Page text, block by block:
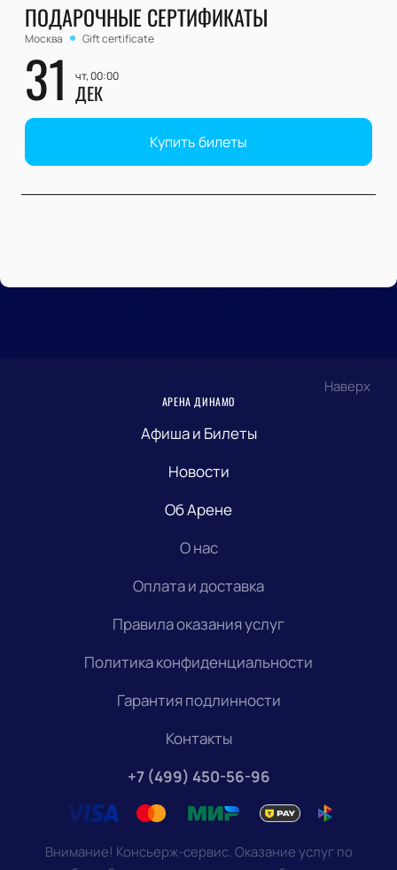
ПОДАРОЧНЫЕ СЕРТИФИКАТЫ
Москва Gift certificate
31 чт, 00:00
ДЕК
Купить билеты
Наверх
АРЕНА ДИНАМО
Афиша и Билеты
Новости
Об Арене
О нас
Оплата и доставка
Правила оказания услуг
Политика конфиденциальности
Гарантия подлинности
Контакты
+7 (499) 450-56-96
Внимание! Консьерж-сервис. Оказание услуг по